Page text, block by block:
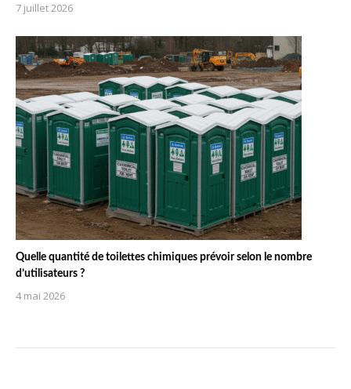
7 juillet 2026
Quelle quantité de toilettes chimiques prévoir selon le nombre
d’utilisateurs ?
4 mai 2026